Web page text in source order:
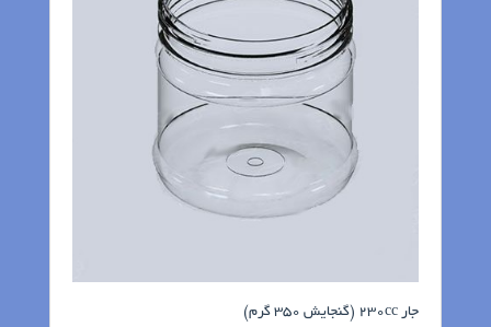
جار 230cc (گنجایش 350 گرم)